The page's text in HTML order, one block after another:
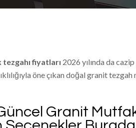
fiyatları 2026 yılında da
öne çıkan doğal granit
Granit